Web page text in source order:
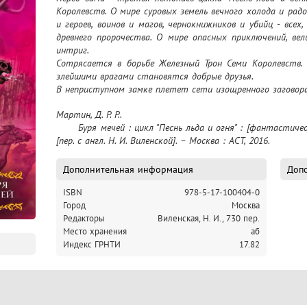
Королевств. О мире суровых земель вечного холода и
и героев, воинов и магов, чернокнижников и убийц -
древнего пророчества. О мире опасных приключений,
интриг.
Сотрясается в борьбе Железный Трон Семи
злейшими врагами становятся добрые друзья.
В неприступном замке плетет сети изощренного
Новые и новые воины сходятся под знаменами
оставшихся в мире драконов...
Но ныне в разгорающийся пожар сражений вступают
БУРЯ МЕЧЕЙ грядет в Семи Королевствах - и многие
Мартин, Д. Р. Р..
	Буря мечей : цикл "Песнь льда и огня" : [фантастический роман : 16+] / Джордж Р. Р. Мартин ;
[пер. с англ. Н. И. Виленской]. – Москва : АСТ, 2016.
Дополнительная информация
ISBN
978-5-17-100404-0
Город
Москва
Редакторы
Виленская, Н. И., 730 пер.
Место хранения
аб
Индекс ГРНТИ
17.82